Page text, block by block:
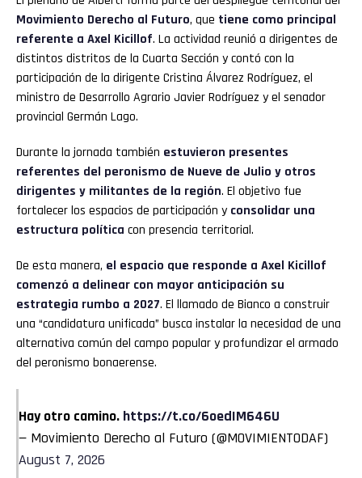
Movimiento Derecho al Futuro, que tiene como principal
referente a Axel Kicillof. La actividad reunió a dirigentes de
distintos distritos de la Cuarta Sección y contó con la
participación de la dirigente Cristina Álvarez Rodríguez, el
ministro de Desarrollo Agrario Javier Rodríguez y el senador
provincial Germán Lago.
Durante la jornada también estuvieron presentes
referentes del peronismo de Nueve de Julio y otros
dirigentes y militantes de la región. El objetivo fue
fortalecer los espacios de participación y consolidar una
estructura política con presencia territorial.
De esta manera, el espacio que responde a Axel Kicillof
comenzó a delinear con mayor anticipación su
estrategia rumbo a 2027. El llamado de Bianco a construir
una “candidatura unificada” busca instalar la necesidad de una
alternativa común del campo popular y profundizar el armado
del peronismo bonaerense.
Hay otro camino. https://t.co/6oedIM646U
— Movimiento Derecho al Futuro (@MOVIMIENTODAF)
August 7, 2026